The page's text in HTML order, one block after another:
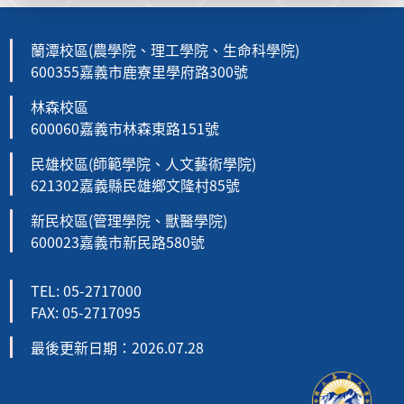
蘭潭校區(農學院、理工學院、生命科學院)
600355嘉義市鹿寮里學府路300號
林森校區
600060嘉義市林森東路151號
民雄校區(師範學院、人文藝術學院)
621302嘉義縣民雄鄉文隆村85號
新民校區(管理學院、獸醫學院)
600023嘉義市新民路580號
TEL: 05-2717000
FAX: 05-2717095
最後更新日期：2026.07.28